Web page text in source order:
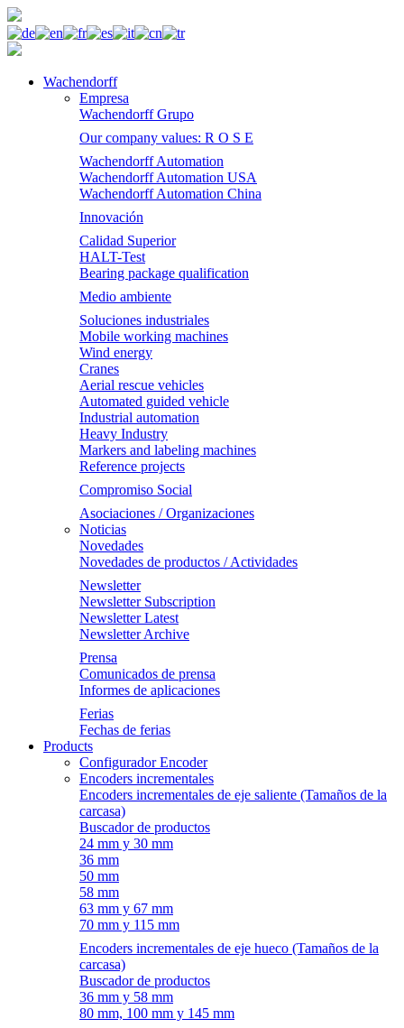
Wachendorff
Empresa
Wachendorff Grupo
Our company values: R O S E
Wachendorff Automation
Wachendorff Automation USA
Wachendorff Automation China
Innovación
Calidad Superior
HALT-Test
Bearing package qualification
Medio ambiente
Soluciones industriales
Mobile working machines
Wind energy
Cranes
Aerial rescue vehicles
Automated guided vehicle
Industrial automation
Heavy Industry
Markers and labeling machines
Reference projects
Compromiso Social
Asociaciones / Organizaciones
Noticias
Novedades
Novedades de productos / Actividades
Newsletter
Newsletter Subscription
Newsletter Latest
Newsletter Archive
Prensa
Comunicados de prensa
Informes de aplicaciones
Ferias
Fechas de ferias
Products
Configurador Encoder
Encoders incrementales
Encoders incrementales de eje saliente (Tamaños de la
carcasa)
Buscador de productos
24 mm y 30 mm
36 mm
50 mm
58 mm
63 mm y 67 mm
70 mm y 115 mm
Encoders incrementales de eje hueco (Tamaños de la
carcasa)
Buscador de productos
36 mm y 58 mm
80 mm, 100 mm y 145 mm